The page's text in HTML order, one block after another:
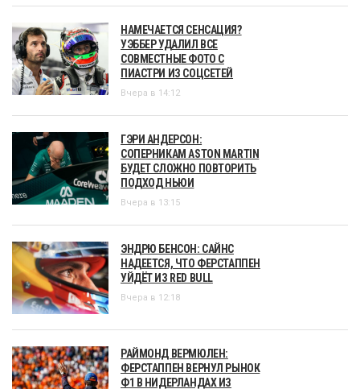
НАМЕЧАЕТСЯ СЕНСАЦИЯ?
УЭББЕР УДАЛИЛ ВСЕ
СОВМЕСТНЫЕ ФОТО С
ПИАСТРИ ИЗ СОЦСЕТЕЙ
Вчера в 14:12
ГЭРИ АНДЕРСОН:
СОПЕРНИКАМ ASTON MARTIN
БУДЕТ СЛОЖНО ПОВТОРИТЬ
ПОДХОД НЬЮИ
Вчера в 13:15
ЭНДРЮ БЕНСОН: САЙНС
НАДЕЕТСЯ, ЧТО ФЕРСТАППЕН
УЙДЁТ ИЗ RED BULL
Вчера в 12:18
РАЙМОНД ВЕРМЮЛЕН:
ФЕРСТАППЕН ВЕРНУЛ РЫНОК
Ф1 В НИДЕРЛАНДАХ ИЗ